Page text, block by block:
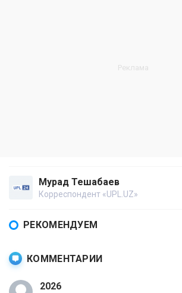
Мурад Тешабаев
Корреспондент «UPL.UZ»
РЕКОМЕНДУЕМ
КОММЕНТАРИИ
2026